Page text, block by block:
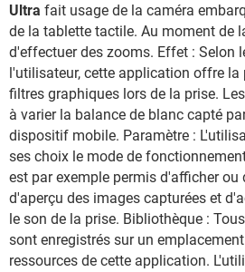
Ultra fait usage de la caméra
de la tablette tactile. Au moment de
d'effectuer des zooms. Effet : Selon
l'utilisateur, cette application offre
filtres graphiques lors de la prise.
à varier la balance de blanc capté
dispositif mobile. Paramètre :
ses choix le mode de
est par exemple permis d'afficher ou
d'aperçu des images capturées et
le son de la prise. Bibliothèque :
sont enregistrés sur un
ressources de cette application.